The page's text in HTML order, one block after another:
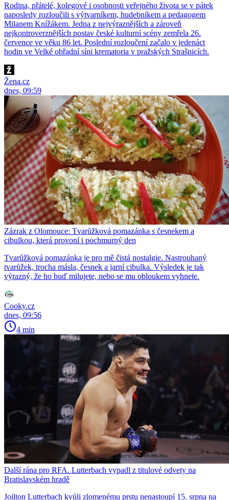
Rodina, přátelé, kolegové i osobnosti veřejného života se v pátek
naposledy rozloučili s výtvarníkem, hudebníkem a pedagogem
Milanem Knížákem. Jedna z nejvýraznějších a zároveň
nejkontroverznějších postav české kulturní scény zemřela 26.
července ve věku 86 let. Poslední rozloučení začalo v jedenáct
hodin ve Velké obřadní síni krematoria v pražských Strašnicích.
Žena.cz
dnes, 09:59
Zázrak z Olomouce: Tvarůžková pomazánka s česnekem a
cibulkou, která provoní i pochmurný den
Tvarůžková pomazánka je pro mě čistá nostalgie. Nastrouhaný
tvarůžek, trocha másla, česnek a jarní cibulka. Výsledek je tak
výrazný, že ho buď milujete, nebo se mu obloukem vyhnete.
Cooky.cz
dnes, 09:56
4 min
Další rána pro RFA. Lutterbach vypadl z titulové odvety na
Bratislavském hradě
Joilton Lutterbach kvůli zlomenému prstu nenastoupí 15. srpna na